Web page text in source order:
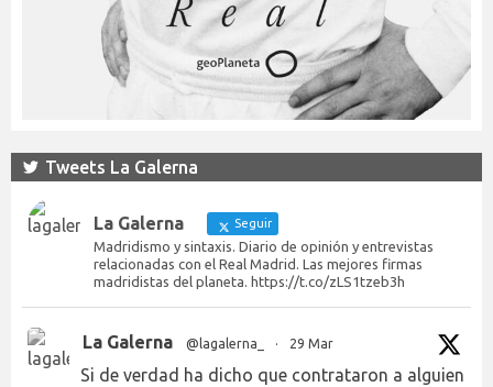
Tweets La Galerna
La Galerna Seguir
Madridismo y sintaxis. Diario de opinión y entrevistas
relacionadas con el Real Madrid. Las mejores firmas
madridistas del planeta. https://t.co/zLS1tzeb3h
La Galerna @lagalerna_ · 29 Mar
Si de verdad ha dicho que contrataron a alguien